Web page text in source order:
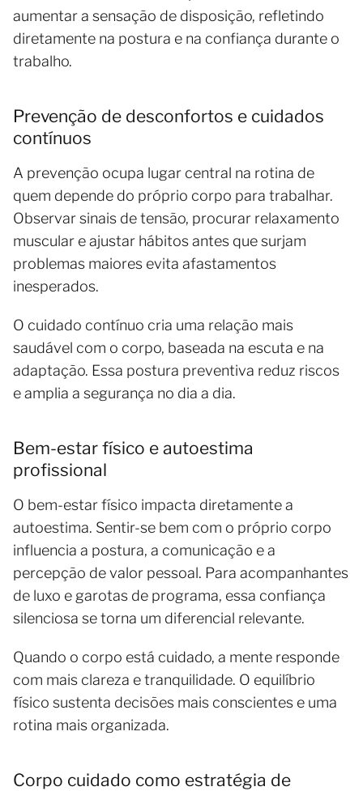
aumentar a sensação de disposição, refletindo
diretamente na postura e na confiança durante o
trabalho.
Prevenção de desconfortos e cuidados
contínuos
A prevenção ocupa lugar central na rotina de
quem depende do próprio corpo para trabalhar.
Observar sinais de tensão, procurar relaxamento
muscular e ajustar hábitos antes que surjam
problemas maiores evita afastamentos
inesperados.
O cuidado contínuo cria uma relação mais
saudável com o corpo, baseada na escuta e na
adaptação. Essa postura preventiva reduz riscos
e amplia a segurança no dia a dia.
Bem-estar físico e autoestima
profissional
O bem-estar físico impacta diretamente a
autoestima. Sentir-se bem com o próprio corpo
influencia a postura, a comunicação e a
percepção de valor pessoal. Para acompanhantes
de luxo e garotas de programa, essa confiança
silenciosa se torna um diferencial relevante.
Quando o corpo está cuidado, a mente responde
com mais clareza e tranquilidade. O equilíbrio
físico sustenta decisões mais conscientes e uma
rotina mais organizada.
Corpo cuidado como estratégia de